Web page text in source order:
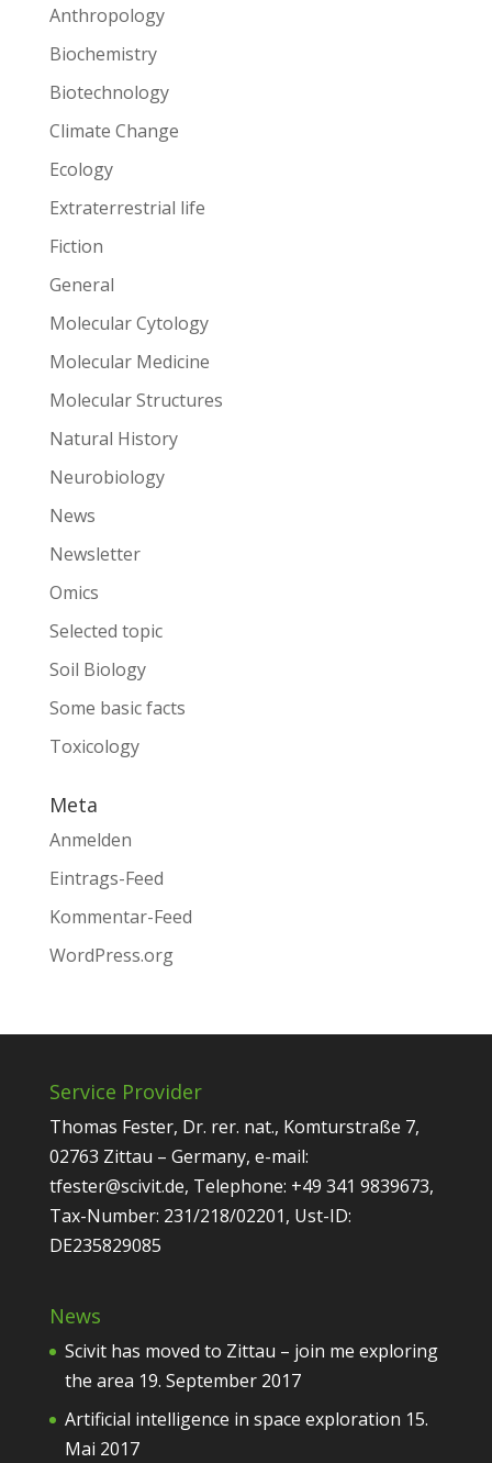
Anthropology
Biochemistry
Biotechnology
Climate Change
Ecology
Extraterrestrial life
Fiction
General
Molecular Cytology
Molecular Medicine
Molecular Structures
Natural History
Neurobiology
News
Newsletter
Omics
Selected topic
Soil Biology
Some basic facts
Toxicology
Meta
Anmelden
Eintrags-Feed
Kommentar-Feed
WordPress.org
Service Provider
Thomas Fester, Dr. rer. nat., Komturstraße 7,
02763 Zittau – Germany, e-mail:
tfester@scivit.de, Telephone: +49 341 9839673,
Tax-Number: 231/218/02201, Ust-ID:
DE235829085
News
Scivit has moved to Zittau – join me exploring
the area 19. September 2017
Artificial intelligence in space exploration 15.
Mai 2017